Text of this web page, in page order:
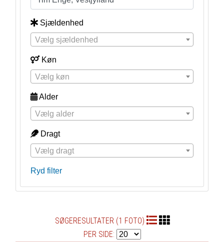
Sjældenhed
Vælg sjældenhed
Køn
Vælg køn
Alder
Vælg alder
Dragt
Vælg dragt
Ryd filter
SØGERESULTATER (1 FOTO)
PER SIDE: